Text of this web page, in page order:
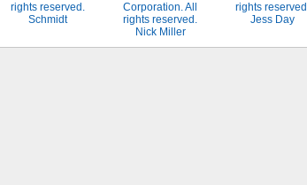
Schmidt
Nick Miller
Jess Day